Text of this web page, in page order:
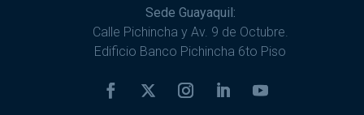
Sede Guayaquil:
Calle Pichincha y Av. 9 de Octubre.
Edificio Banco Pichincha 6to Piso